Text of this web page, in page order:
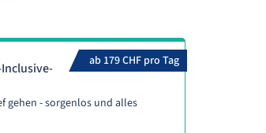
ab 179 CHF pro Tag
gehen - sorgenlos und alles